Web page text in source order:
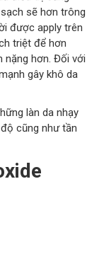
sẽ hơn trông
được apply trên
triệt để hơn
nặng hơn. Đối với
gây khô da
làn da nhạy
cũng như tần